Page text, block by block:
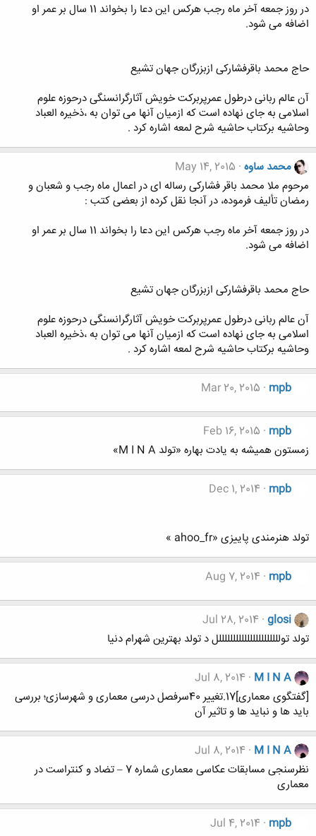
در روز جمعه آخر ماه رجب هرکس این دعا را بخواند 11 سال بر عمر او
اضافه می شود.
حاج محمد باقرفشارکی ازبزرگان جهان تشیع
آن عالم ربانی درطول عمرپربرکت خویش آثارگرانسنگی درحوزه علوم
اسلامی به جای نهاده است که ازمیان آنها می توان به ،ذخیره العباد
وحاشیه برکتاب حاشیه شرح لمعه اشاره کرد .
محمد ساوه May 14, 2015
مرحوم ملا محمد باقر فشارکی رساله ای در اعمال ماه رجب و شعبان و
رمضان تألیف فرموده، در آنجا نقل کرده از بعضی کتب :
در روز جمعه آخر ماه رجب هرکس این دعا را بخواند 11 سال بر عمر او
اضافه می شود.
حاج محمد باقرفشارکی ازبزرگان جهان تشیع
آن عالم ربانی درطول عمرپربرکت خویش آثارگرانسنگی درحوزه علوم
اسلامی به جای نهاده است که ازمیان آنها می توان به ،ذخیره العباد
وحاشیه برکتاب حاشیه شرح لمعه اشاره کرد .
mpb
Mar 20, 2015
mpb
Feb 16, 2015
زمستون همیشه به یادت بهاره «تولد M I N A»
mpb
Dec 1, 2014
تولد هنرمندی پاییزی «ahoo_fr »
mpb
Aug 7, 2014
glosi
Jul 28, 2014
تولد توللللللللللللللللللللللل د تولد بهترین شهرام دنیا
M I N A
Jul 8, 2014
[گفتگوی معماری]17.تغییر 40سرفصل درسی معماری و شهرسازی؛ بررسی
باید ها و نباید ها و تاثیر آن
M I N A
Jul 8, 2014
نظرسنجی مسابقات عکاسی معماری شماره 7 – تضاد و کنتراست در
معماری
mpb
Jul 4, 2014